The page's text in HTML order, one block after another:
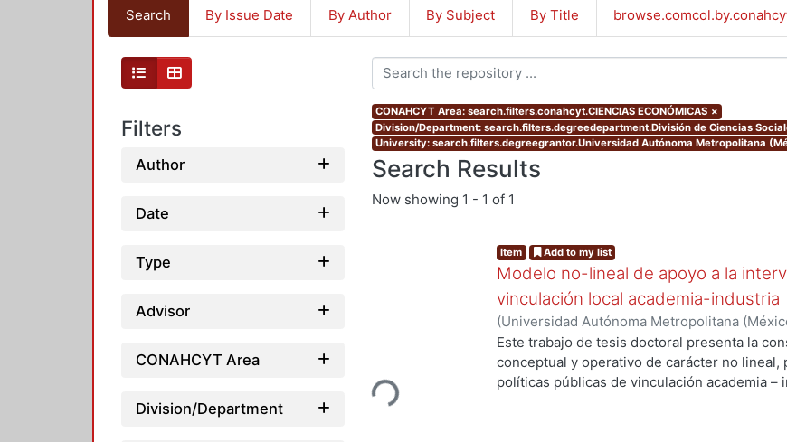
Search By Issue Date By Author By Subject By Title
Filters
Author
Date
Type
Advisor
CONAHCYT Area
Division/Department
CONAHCYT Area: search.filters.conahcyt.CIENCIAS ECONÓMICAS ×
Division/Department: search.filters.degreedepartment.División de Ciencias
University: search.filters.degreegrantor.Universidad Autónoma Metropolitana
Search Results
Now showing 1 - 1 of 1
Loading...
Item Add to my list
Modelo no-lineal de apoyo a la
vinculación local academia-industria
(Universidad Autónoma Metropolitana
de Servicios de Información., 2014-03-24)
Este trabajo de tesis doctoral presenta la
conceptual y operativo de carácter no lineal,
políticas públicas de vinculación academia